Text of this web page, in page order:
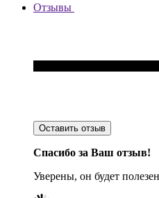
Отзывы
Оставить отзыв
Спасибо за Ваш отзыв!
Уверены, он будет